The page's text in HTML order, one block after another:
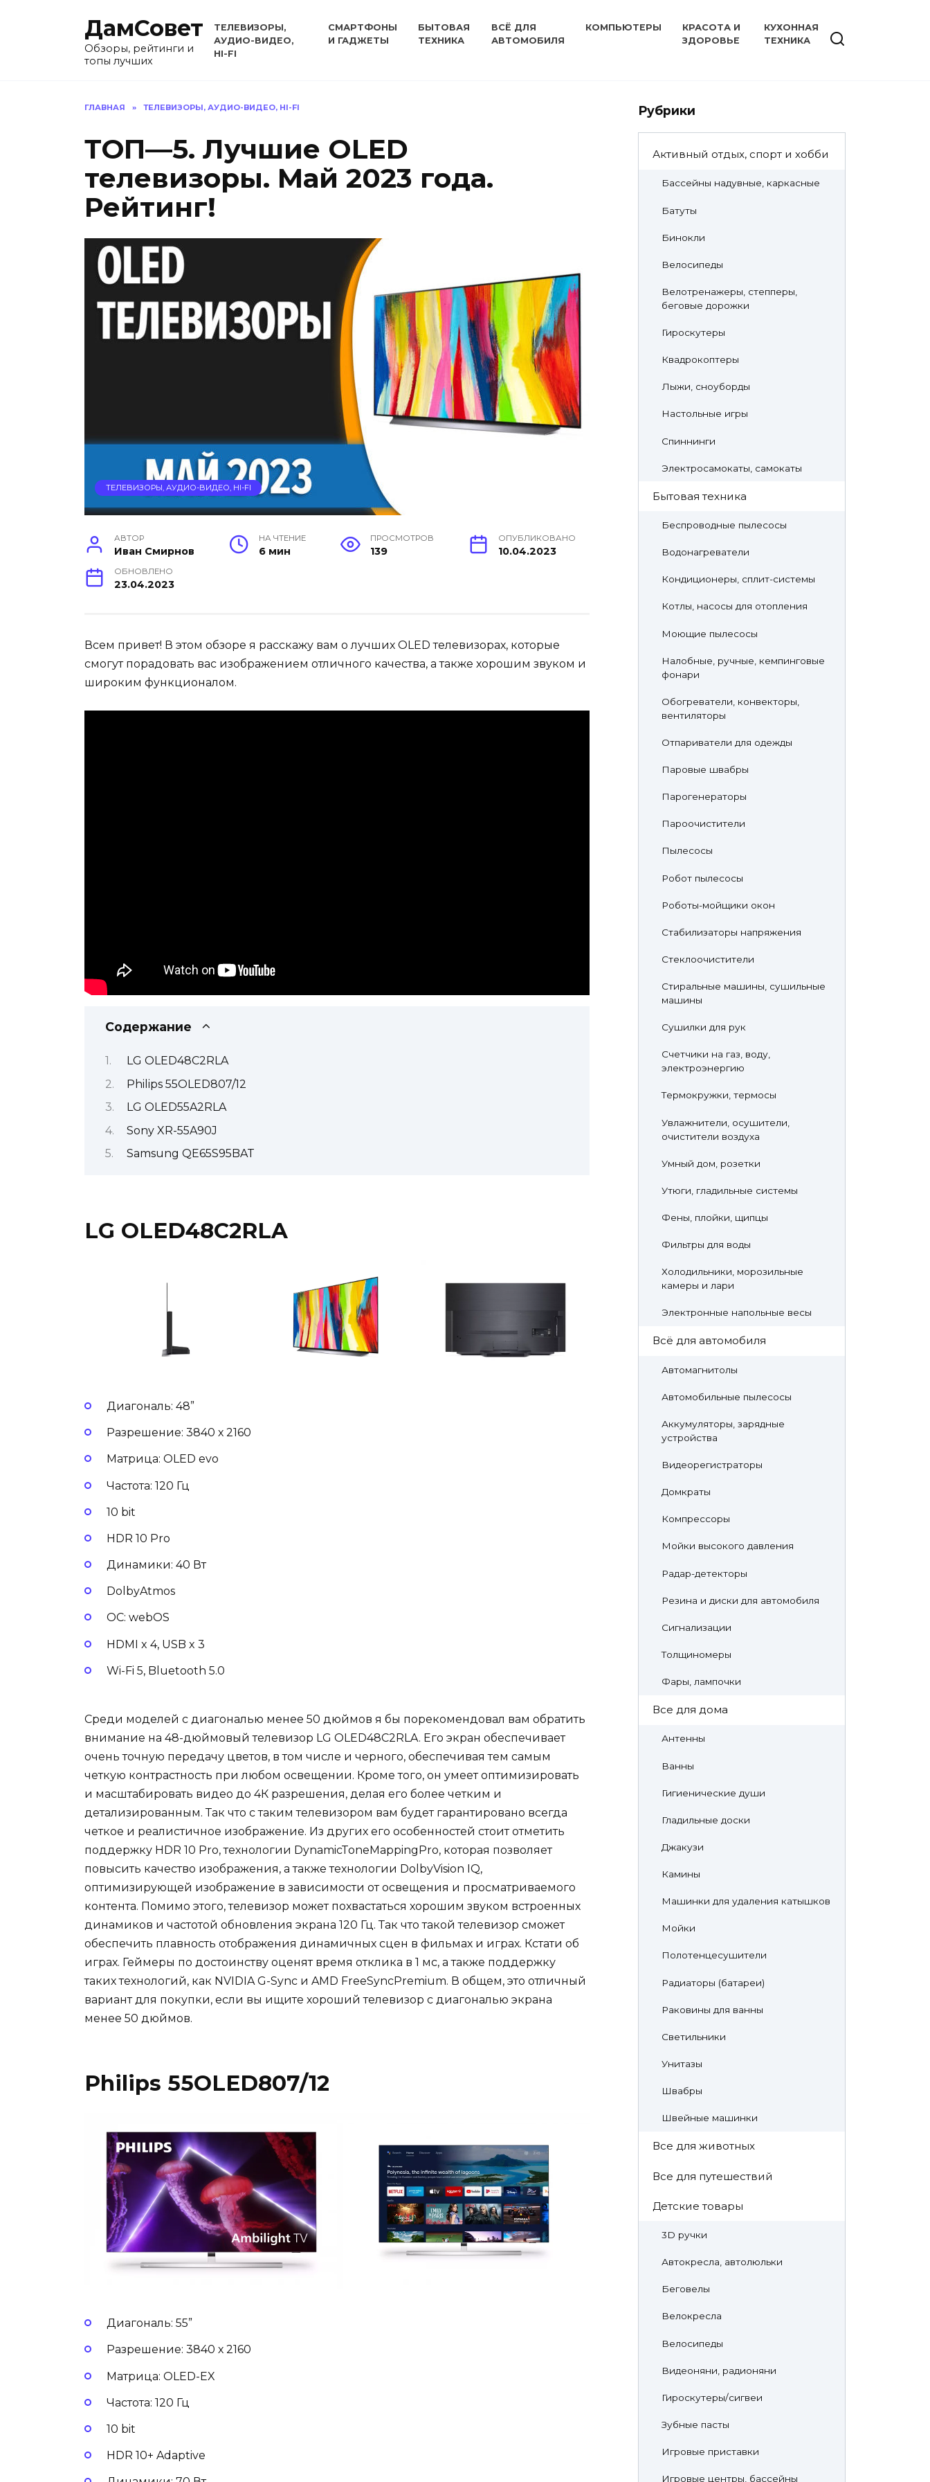
ДамСовет
Обзоры, рейтинги и
топы лучших
ТЕЛЕВИЗОРЫ,
АУДИО-ВИДЕО,
HI-FI
СМАРТФОНЫ
И ГАДЖЕТЫ
БЫТОВАЯ
ТЕХНИКА
ВСЁ ДЛЯ
АВТОМОБИЛЯ
КОМПЬЮТЕРЫ
КРАСОТА И
ЗДОРОВЬЕ
КУХОННАЯ
ТЕХНИКА
ГЛАВНАЯ » ТЕЛЕВИЗОРЫ, АУДИО-ВИДЕО, HI-FI
ТОП—5. Лучшие OLED
телевизоры. Май 2023 года.
Рейтинг!
ТЕЛЕВИЗОРЫ, АУДИО-ВИДЕО, HI-FI
АВТОР
Иван Смирнов
НА ЧТЕНИЕ
6 мин
ПРОСМОТРОВ
139
ОПУБЛИКОВАНО
10.04.2023
ОБНОВЛЕНО
23.04.2023
Всем привет! В этом обзоре я расскажу вам о лучших OLED телевизорах, которые
смогут порадовать вас изображением отличного качества, а также хорошим звуком и
широким функционалом.
Содержание
LG OLED48C2RLA
Philips 55OLED807/12
LG OLED55A2RLA
Sony XR-55A90J
Samsung QE65S95BAT
LG OLED48C2RLA
Диагональ: 48”
Разрешение: 3840 х 2160
Матрица: OLED evo
Частота: 120 Гц
10 bit
HDR 10 Pro
Динамики: 40 Вт
DolbyAtmos
ОС: webOS
HDMI x 4, USB x 3
Wi-Fi 5, Bluetooth 5.0
Среди моделей с диагональю менее 50 дюймов я бы порекомендовал вам обратить
внимание на 48-дюймовый телевизор LG OLED48C2RLA. Его экран обеспечивает
очень точную передачу цветов, в том числе и черного, обеспечивая тем самым
четкую контрастность при любом освещении. Кроме того, он умеет оптимизировать
и масштабировать видео до 4К разрешения, делая его более четким и
детализированным. Так что с таким телевизором вам будет гарантировано всегда
четкое и реалистичное изображение. Из других его особенностей стоит отметить
поддержку HDR 10 Pro, технологии DynamicToneMappingPro, которая позволяет
повысить качество изображения, а также технологии DolbyVision IQ,
оптимизирующей изображение в зависимости от освещения и просматриваемого
контента. Помимо этого, телевизор может похвастаться хорошим звуком встроенных
динамиков и частотой обновления экрана 120 Гц. Так что такой телевизор сможет
обеспечить плавность отображения динамичных сцен в фильмах и играх. Кстати об
играх. Геймеры по достоинству оценят время отклика в 1 мс, а также поддержку
таких технологий, как NVIDIA G-Sync и AMD FreeSyncPremium. В общем, это отличный
вариант для покупки, если вы ищите хороший телевизор с диагональю экрана
менее 50 дюймов.
Philips 55OLED807/12
Диагональ: 55”
Разрешение: 3840 х 2160
Матрица: OLED-EX
Частота: 120 Гц
10 bit
HDR 10+ Adaptive
Рубрики
Активный отдых, спорт и хобби
Бассейны надувные, каркасные
Батуты
Бинокли
Велосипеды
Велотренажеры, степперы,
беговые дорожки
Гироскутеры
Квадрокоптеры
Лыжи, сноуборды
Настольные игры
Спиннинги
Электросамокаты, самокаты
Бытовая техника
Беспроводные пылесосы
Водонагреватели
Кондиционеры, сплит-системы
Котлы, насосы для отопления
Моющие пылесосы
Налобные, ручные, кемпинговые
фонари
Обогреватели, конвекторы,
вентиляторы
Отпариватели для одежды
Паровые швабры
Парогенераторы
Пароочистители
Пылесосы
Робот пылесосы
Роботы-мойщики окон
Стабилизаторы напряжения
Стеклоочистители
Стиральные машины, сушильные
машины
Сушилки для рук
Счетчики на газ, воду,
электроэнергию
Термокружки, термосы
Увлажнители, осушители,
очистители воздуха
Умный дом, розетки
Утюги, гладильные системы
Фены, плойки, щипцы
Фильтры для воды
Холодильники, морозильные
камеры и лари
Электронные напольные весы
Всё для автомобиля
Автомагнитолы
Автомобильные пылесосы
Аккумуляторы, зарядные
устройства
Видеорегистраторы
Домкраты
Компрессоры
Мойки высокого давления
Радар-детекторы
Резина и диски для автомобиля
Сигнализации
Толщиномеры
Фары, лампочки
Все для дома
Антенны
Ванны
Гигиенические души
Гладильные доски
Джакузи
Камины
Машинки для удаления катышков
Мойки
Полотенцесушители
Радиаторы (батареи)
Раковины для ванны
Светильники
Унитазы
Швабры
Швейные машинки
Все для животных
Все для путешествий
Детские товары
3D ручки
Автокресла, автолюльки
Беговелы
Велокресла
Велосипеды
Видеоняни, радионяни
Гироскутеры/сигвеи
Зубные пасты
Игровые приставки
Игровые центры, бассейны